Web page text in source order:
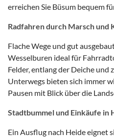
erreichen Sie Büsum bequem
Radfahren durch Marsch und
Flache Wege und gut
Wesselburen ideal für
Felder, entlang der Deiche und
Unterwegs bieten sich immer
Pausen mit Blick über die
Stadtbummel und Einkäufe in
Ein Ausflug nach Heide eignet